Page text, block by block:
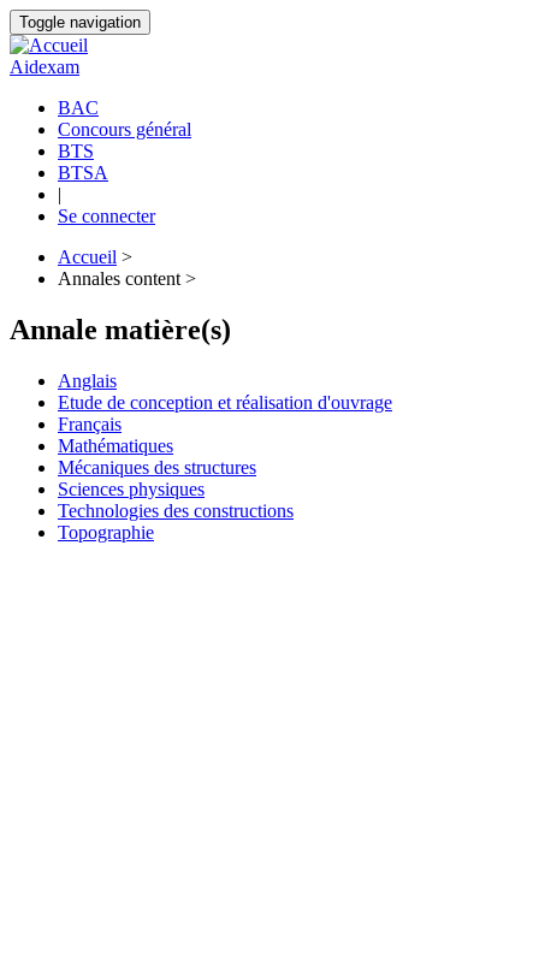
Aller
au
contenu
Toggle navigation
Aidexam
Navigation
principale
BAC
Concours général
BTS
BTSA
|
Se connecter
Fil
d'Ariane
Accueil >
Annales content >
Annale matière(s)
Anglais
Etude de conception et réalisation d'ouvrage
Français
Mathématiques
Mécaniques des structures
Sciences physiques
Technologies des constructions
Topographie